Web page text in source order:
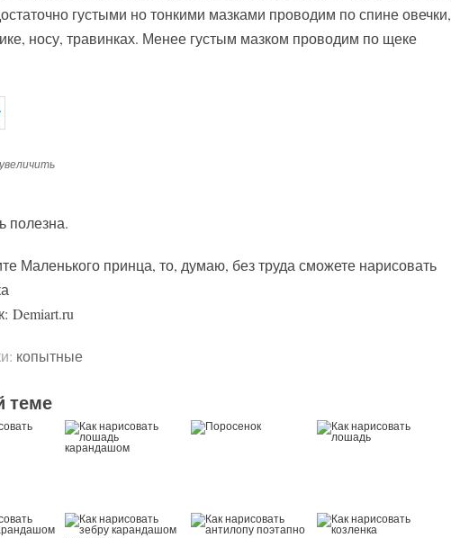
густыми но тонкими мазками проводим по спине овечки,
носу, травинках. Менее густым мазком проводим по щеке
полезна.
Маленького принца, то, думаю, без труда сможете нарисовать
Demiart.ru
копытные
теме